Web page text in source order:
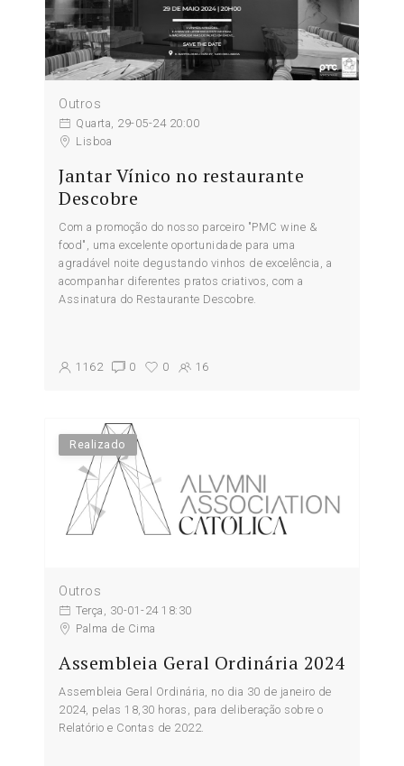
Outros
Quarta, 29-05-24 20:00
Lisboa
Jantar Vínico no restaurante
Descobre
Com a promoção do nosso parceiro "PMC wine &
food", uma excelente oportunidade para uma
agradável noite degustando vinhos de excelência, a
acompanhar diferentes pratos criativos, com a
Assinatura do Restaurante Descobre.
1162 0 0 16
Realizado
Outros
Terça, 30-01-24 18:30
Palma de Cima
Assembleia Geral Ordinária 2024
Assembleia Geral Ordinária, no dia 30 de janeiro de
2024, pelas 18,30 horas, para deliberação sobre o
Relatório e Contas de 2022.